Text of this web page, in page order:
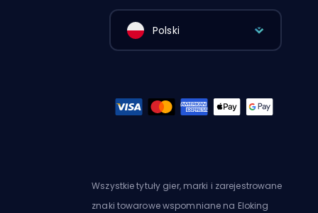
Polski
Wszystkie tytuły gier, marki i zarejestrowane
znaki towarowe wspomniane na Eloking